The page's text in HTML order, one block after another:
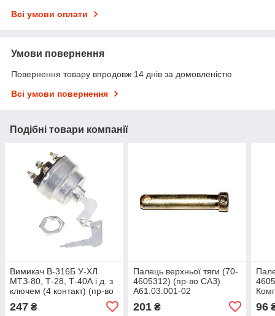
Всі умови оплати
Умови повернення
Повернення товару впродовж 14 днів за домовленістю
Всі умови повернення
Подібні товари компанії
Вимикач В-316Б У-ХЛ
МТЗ-80, Т-28, Т-40А і д. з
ключем (4 контакт) (пр-во
ХЛЛ-ХЛ
247 ₴
Палець верхньої тяги (70-
4605312) (пр-во САЗ)
А61.03.001-02
201₴ 96